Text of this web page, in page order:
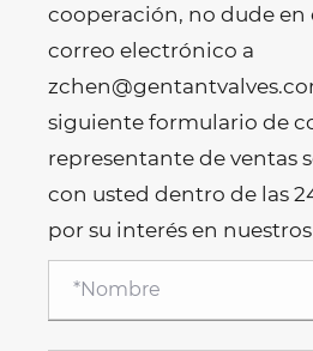
cooperación, no dude en
correo electrónico a
siguiente formulario de
representante de ventas
con usted dentro de las
por su interés en